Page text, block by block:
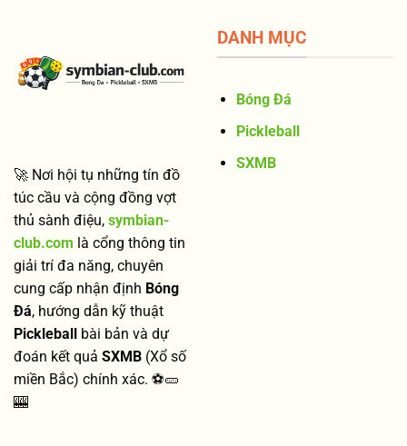
Quyết
🚀 Nơi hội tụ những tín đồ
túc cầu và cộng đồng vợt
thủ sành điệu, symbian-
club.com là cổng thông tin
giải trí đa năng, chuyên
cung cấp nhận định Bóng
Đá, hướng dẫn kỹ thuật
Pickleball bài bản và dự
đoán kết quả SXMB (Xổ số
miền Bắc) chính xác. ⚽🥒
🎰
DANH MỤC
Bóng Đá
Pickleball
SXMB